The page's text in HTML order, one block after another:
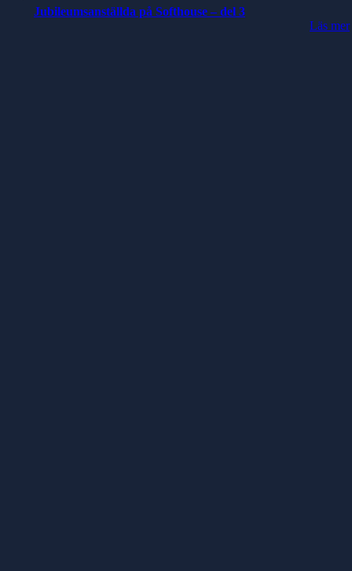
Jubileumsanställda på Softhouse – del 3
Läs mer